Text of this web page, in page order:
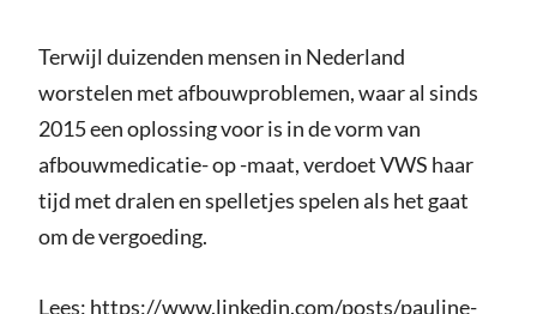
Terwijl duizenden mensen in Nederland
worstelen met afbouwproblemen, waar al sinds
2015 een oplossing voor is in de vorm van
afbouwmedicatie- op -maat, verdoet VWS haar
tijd met dralen en spelletjes spelen als het gaat
om de vergoeding.
Lees: https://www.linkedin.com/posts/pauline-